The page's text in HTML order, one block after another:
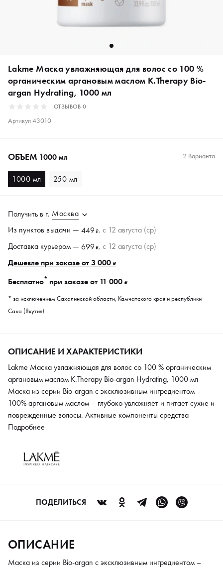
Lakme Маска увлажняющая для волос со 100 %
органическим аргановым маслом K.Therapy Bio-
argan Hydrating, 1000 мл
ОТЗЫВОВ 0
Артикул43010
ОБЪЕМ 1000 мл 2 Варианта
1000 мл 250 мл
Получить в г. Москва
Из пунктов выдачи — 449₽, c 12 августа (ср)
Доставка курьером — 699₽, c 12 августа (ср)
Дешевле при заказе от 3 000 ₽
Бесплатно* при заказе от 11 000 ₽
* за исключением Сахалинской области, Камчатского края и республики
Саха (Якутия).
ОПИСАНИЕ И ХАРАКТЕРИСТИКИ
Lakme Маска увлажняющая для волос со 100 % органическим
аргановым маслом K.Therapy Bio-argan Hydrating, 1000 мл
Маска из серии Bio-argan с эксклюзивным ингредиентом –
100% аргановым маслом – глубоко увлажняет и питает сухие и
поврежденные волосы. Активные компоненты средства
оказывают антиоксидантное действие и защищают
окружающей среды. В результате волосы становятся
эластичными и мягкими, приобретают здоровый блеск. Для
равномерно распределить средство по вымытым и высушенным
полотенцем волосам. Оставить для воздействия на 5 минут,
Подробнее
ПОДЕЛИТЬСЯ
ОПИСАНИЕ
Маска из серии Bio-argan с эксклюзивным ингредиентом –